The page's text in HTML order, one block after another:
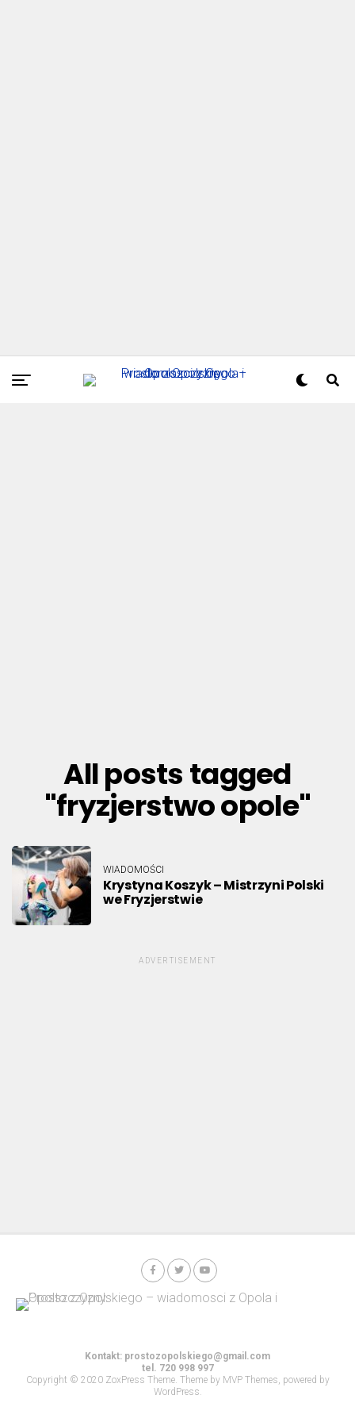
All posts tagged
"fryzjerstwo opole"
WIADOMOŚCI
Krystyna Koszyk – Mistrzyni Polski
we Fryzjerstwie
ADVERTISEMENT
Kontakt: prostozopolskiego@gmail.com
tel. 720 998 997
Copyright © 2020 ZoxPress Theme. Theme by MVP Themes, powered by
WordPress.